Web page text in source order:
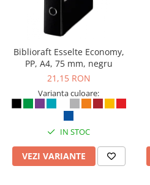
Biblioraft Esselte Economy,
PP, A4, 75 mm, negru
21,15 RON
Varianta culoare:
IN STOC
VEZI VARIANTE